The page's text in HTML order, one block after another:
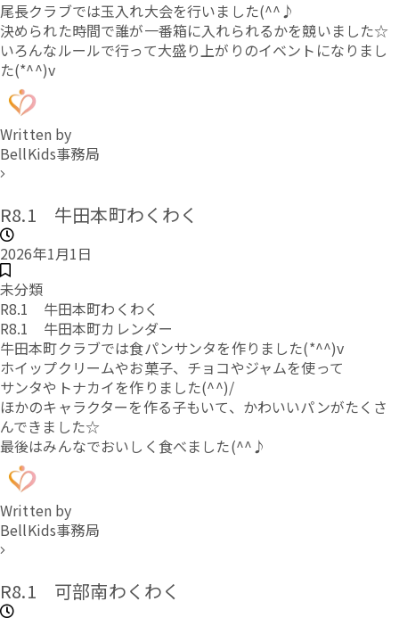
尾長クラブでは玉入れ大会を行いました(^^♪
決められた時間で誰が一番箱に入れられるかを競いました☆
いろんなルールで行って大盛り上がりのイベントになりまし
た(*^^)v
Written by
BellKids事務局
R8.1 牛田本町わくわく
2026年1月1日
未分類
R8.1 牛田本町わくわく
R8.1 牛田本町カレンダー
牛田本町クラブでは食パンサンタを作りました(*^^)v
ホイップクリームやお菓子、チョコやジャムを使って
サンタやトナカイを作りました(^^)/
ほかのキャラクターを作る子もいて、かわいいパンがたくさ
んできました☆
最後はみんなでおいしく食べました(^^♪
Written by
BellKids事務局
R8.1 可部南わくわく